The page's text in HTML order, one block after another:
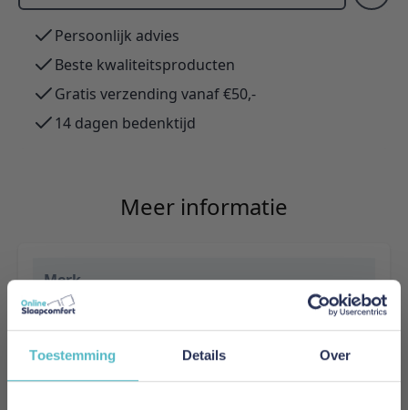
Toestemming Details Over
Persoonlijk advies
Beste kwaliteitsproducten
Gratis verzending vanaf €50,-
14 dagen bedenktijd
Meer informatie
Merk
Innovation Living
EAN